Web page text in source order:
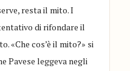
resta il mito. I
di rifondare il
«Che cos’è il mito?» si
Pavese leggeva negli